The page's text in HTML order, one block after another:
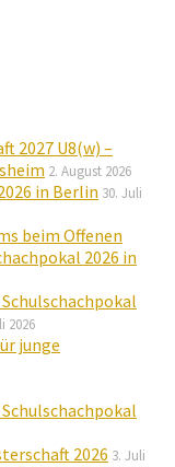
2027 U8(w) –
2. August 2026
in Berlin 30. Juli
beim Offenen
2026 in
2026
junge
2026 3. Juli